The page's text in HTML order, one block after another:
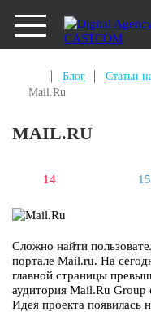
Блог
Статьи
Mail.Ru
MAIL.RU
14
Сложно найти
портале Mail.ru. На
главной страницы
аудитория Mail.Ru Group
Идея проекта появилась